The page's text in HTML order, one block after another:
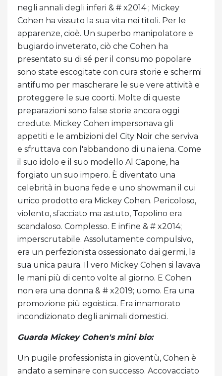
negli annali degli inferi & # x2014 ; Mickey
Cohen ha vissuto la sua vita nei titoli. Per le
apparenze, cioè. Un superbo manipolatore e
bugiardo inveterato, ciò che Cohen ha
presentato su di sé per il consumo popolare
sono state escogitate con cura storie e schermi
antifumo per mascherare le sue vere attività e
proteggere le sue coorti. Molte di queste
preparazioni sono false storie ancora oggi
credute. Mickey Cohen impersonava gli
appetiti e le ambizioni del City Noir che serviva
e sfruttava con l'abbandono di una iena. Come
il suo idolo e il suo modello Al Capone, ha
forgiato un suo impero. È diventato una
celebrità in buona fede e uno showman il cui
unico prodotto era Mickey Cohen. Pericoloso,
violento, sfacciato ma astuto, Topolino era
scandaloso. Complesso. E infine & # x2014;
imperscrutabile. Assolutamente compulsivo,
era un perfezionista ossessionato dai germi, la
sua unica paura. Il vero Mickey Cohen si lavava
le mani più di cento volte al giorno. E Cohen
non era una donna & # x2019; uomo. Era una
promozione più egoistica. Era innamorato
incondizionato degli animali domestici.
Guarda Mickey Cohen's mini bio:
Un pugile professionista in gioventù, Cohen è
andato a seminare con successo. Accovacciato